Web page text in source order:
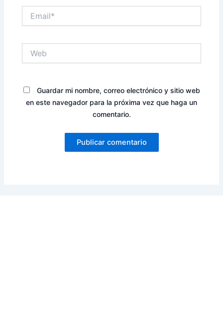
Guardar mi nombre, correo electrónico y sitio web
en este navegador para la próxima vez que haga un
comentario.